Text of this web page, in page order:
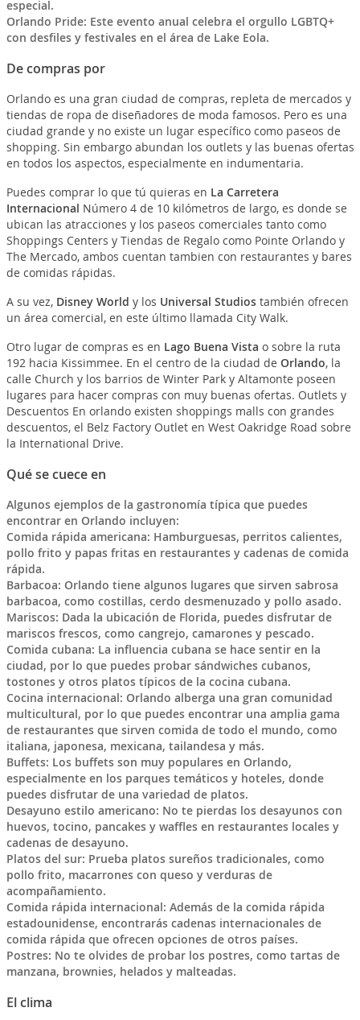
especial.
Orlando Pride: Este evento anual celebra el orgullo LGBTQ+
con desfiles y festivales en el área de Lake Eola.
De compras por
Orlando es una gran ciudad de compras, repleta de mercados y
tiendas de ropa de diseñadores de moda famosos. Pero es una
ciudad grande y no existe un lugar específico como paseos de
shopping. Sin embargo abundan los outlets y las buenas ofertas
en todos los aspectos, especialmente en indumentaria.
Puedes comprar lo que tú quieras en La Carretera
Internacional Número 4 de 10 kilómetros de largo, es donde se
ubican las atracciones y los paseos comerciales tanto como
Shoppings Centers y Tiendas de Regalo como Pointe Orlando y
The Mercado, ambos cuentan tambien con restaurantes y bares
de comidas rápidas.
A su vez, Disney World y los Universal Studiostambién ofrecen
un área comercial, en este último llamada City Walk.
Otro lugar de compras es en Lago Buena Vista o sobre la ruta
192 hacia Kissimmee. En el centro de la ciudad de Orlando, la
calle Church y los barrios de Winter Park y Altamonte poseen
lugares para hacer compras con muy buenas ofertas. Outlets y
Descuentos En orlando existen shoppings malls con grandes
descuentos, el Belz Factory Outlet en West Oakridge Road sobre
la International Drive.
Qué se cuece en
Algunos ejemplos de la gastronomía típica que puedes
encontrar en Orlando incluyen:
Comida rápida americana: Hamburguesas, perritos calientes,
pollo frito y papas fritas en restaurantes y cadenas de comida
rápida.
Barbacoa: Orlando tiene algunos lugares que sirven sabrosa
barbacoa, como costillas, cerdo desmenuzado y pollo asado.
Mariscos: Dada la ubicación de Florida, puedes disfrutar de
mariscos frescos, como cangrejo, camarones y pescado.
Comida cubana: La influencia cubana se hace sentir en la
ciudad, por lo que puedes probar sándwiches cubanos,
tostones y otros platos típicos de la cocina cubana.
Cocina internacional: Orlando alberga una gran comunidad
multicultural, por lo que puedes encontrar una amplia gama
de restaurantes que sirven comida de todo el mundo, como
italiana, japonesa, mexicana, tailandesa y más.
Buffets: Los buffets son muy populares en Orlando,
especialmente en los parques temáticos y hoteles, donde
puedes disfrutar de una variedad de platos.
Desayuno estilo americano: No te pierdas los desayunos con
huevos, tocino, pancakes y waffles en restaurantes locales y
cadenas de desayuno.
Platos del sur: Prueba platos sureños tradicionales, como
pollo frito, macarrones con queso y verduras de
acompañamiento.
Comida rápida internacional: Además de la comida rápida
estadounidense, encontrarás cadenas internacionales de
comida rápida que ofrecen opciones de otros países.
Postres: No te olvides de probar los postres, como tartas de
manzana, brownies, helados y malteadas.
El clima